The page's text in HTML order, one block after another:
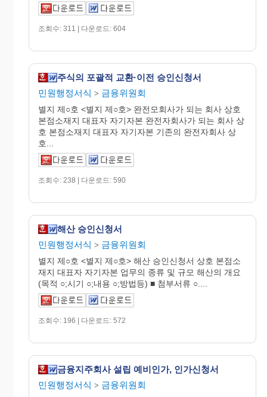
조회수: 311 | 다운로드: 604
주식의 포괄적 교환·이전 승인신청서
민원행정서식 > 금융위원회
별지 제○호 <별지 제○호> 완전모회사가 되는 회사 상호
본점소재지 대표자 자기자본 완전자회사가 되는 회사 상
호 본점소재지 대표자 자기자본 기존의 완전자회사 상
호...
조회수: 238 | 다운로드: 590
해산 승인신청서
민원행정서식 > 금융위원회
별지 제○호 <별지 제○호> 해산 승인신청서 상호 본점소
재지 대표자 자기자본 업무의 종류 및 규모 해산의 개요
(목적 ○;시기 ○;내용 ○;방법등) ■ 첨부서류 ○....
조회수: 196 | 다운로드: 572
금융지주회사 설립 예비인가, 인가신청서
민원행정서식 > 금융위원회